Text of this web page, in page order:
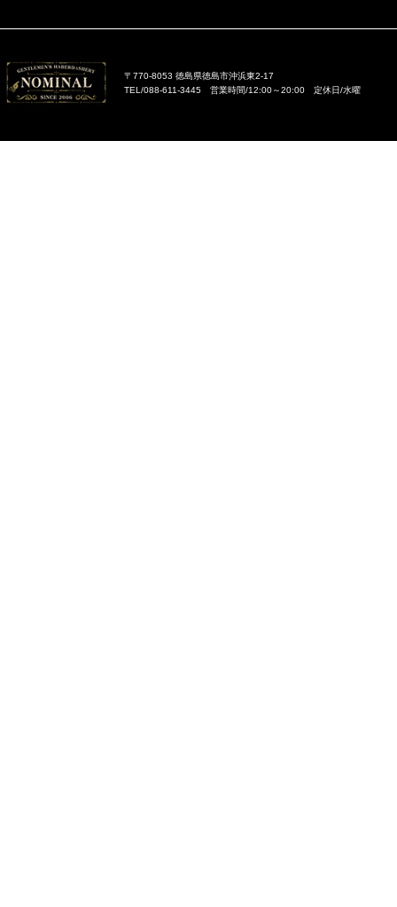
〒770-8053 徳島県徳島市沖浜東2-17
TEL/088-611-3445 営業時間/12:00～20:00 定休日/水曜